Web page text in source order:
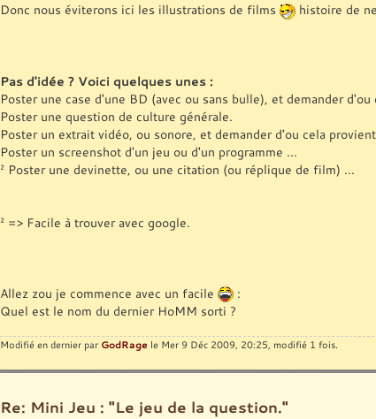
Donc nous éviterons ici les illustrations de films histoire de
Pas d'idée ? Voici quelques unes :
Poster une case d'une BD (avec ou sans bulle), et demander d'ou
Poster une question de culture générale.
Poster un extrait vidéo, ou sonore, et demander d'ou cela
Poster un screenshot d'un jeu ou d'un programme ...
² Poster une devinette, ou une citation (ou réplique de film) ...
² => Facile à trouver avec google.
Allez zou je commence avec un facile
:
Quel est le nom du dernier HoMM sorti ?
Modifié en dernier par GodRage le Mer 9 Déc 2009, 20:25, modifié 1 fois.
Re: Mini Jeu : "Le jeu de la question."